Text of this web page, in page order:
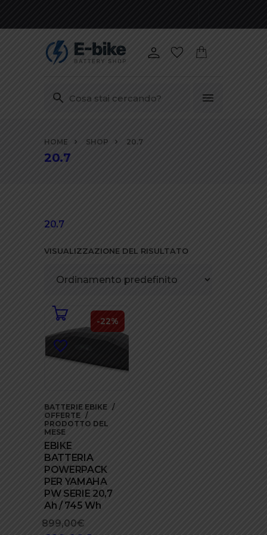
contenuti
HOME SHOP 20.7
20.7
20.7
VISUALIZZAZIONE DEL RISULTATO
-22%
BATTERIE EBIKE
OFFERTE
PRODOTTO DEL
MESE
EBIKE
BATTERIA
POWERPACK
PER YAMAHA
PW SERIE 20,7
Ah / 745 Wh
899,00€